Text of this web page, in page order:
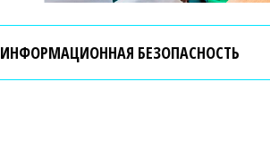
ИНФОРМАЦИОННАЯ БЕЗОПАСНОСТЬ